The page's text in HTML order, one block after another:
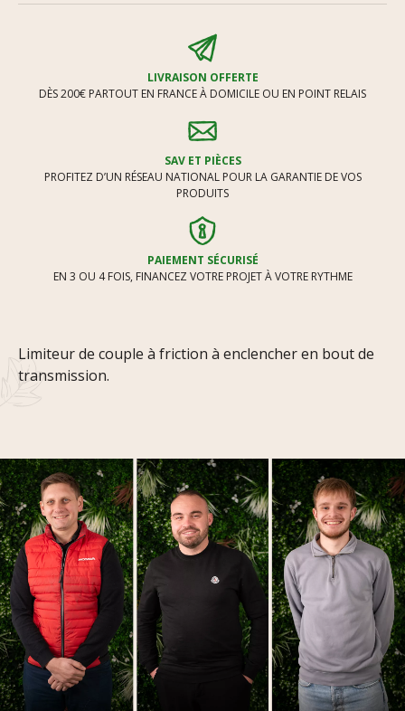
LIVRAISON OFFERTE
DÈS 200€ PARTOUT EN FRANCE À DOMICILE OU EN POINT RELAIS
SAV ET PIÈCES
PROFITEZ D’UN RÉSEAU NATIONAL POUR LA GARANTIE DE VOS
PRODUITS
PAIEMENT SÉCURISÉ
EN 3 OU 4 FOIS, FINANCEZ VOTRE PROJET À VOTRE RYTHME
Limiteur de couple à friction à enclencher en bout de
transmission.